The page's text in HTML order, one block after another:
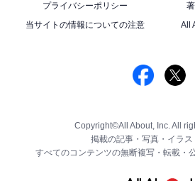
プライバシーポリシー
当サイトの情報についての注意
All
Copyright©All About, Inc. All
掲載の記事・写真・イラス
すべてのコンテンツの無断複写・転載・